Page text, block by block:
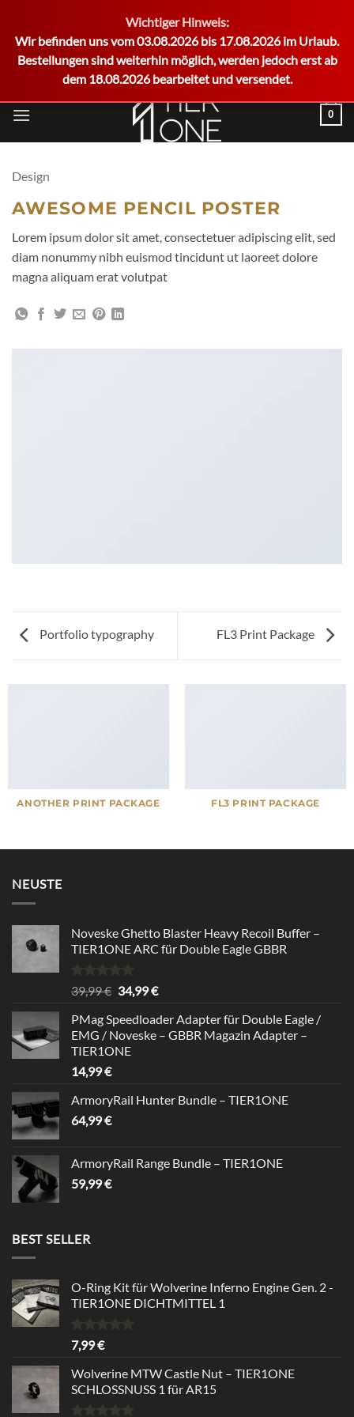
Wichtiger Hinweis:
Wir befinden uns vom 03.08.2026 bis 17.08.2026 im Urlaub.
Bestellungen sind weiterhin möglich, werden jedoch erst ab
dem 18.08.2026 bearbeitet und versendet.
Inhalt
0
Design
AWESOME PENCIL POSTER
Lorem ipsum dolor sit amet, consectetuer adipiscing elit, sed
diam nonummy nibh euismod tincidunt ut laoreet dolore
magna aliquam erat volutpat
Portfolio typography FL3 Print Package
ANOTHER PRINT PACKAGE FL3 PRINT PACKAGE
NEUSTE
Noveske Ghetto Blaster Heavy Recoil Buffer –
TIER1ONE ARC für Double Eagle GBBR
Bewertet
mit
von 5
39,99€ Ursprünglicher
war:
39,99 €
34,99€Aktueller
ist:
34,99 €.
PMag Speedloader Adapter für Double Eagle /
EMG / Noveske – GBBR Magazin Adapter –
TIER1ONE
14,99€
ArmoryRail Hunter Bundle – TIER1ONE
64,99€
ArmoryRail Range Bundle – TIER1ONE
59,99€
BEST SELLER
O-Ring Kit für Wolverine Inferno Engine Gen. 2 -
TIER1ONE DICHTMITTEL 1
Bewertet
mit
von 5
7,99€
Wolverine MTW Castle Nut – TIER1ONE
SCHLOSSNUSS 1 für AR15